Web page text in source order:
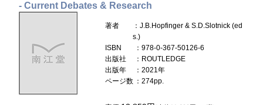
- Current Debates & Research
著者
：J.B.Hopfinger & S.D.Slotnick (ed
s.)
ISBN
：978-0-367-50126-6
出版社
：ROUTLEDGE
出版年
：2021年
ページ数 ：274pp.